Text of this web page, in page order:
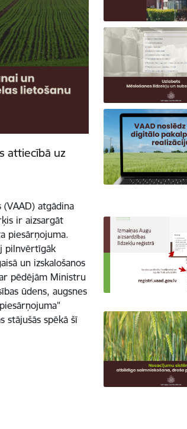
attiecībā uz
atgādina
ir aizsargāt
piesārņojuma.
pilnvērtīgāk
un izskalošanos
pēdējām Ministru
ūdens, augsnes
stājušās spēkā šī